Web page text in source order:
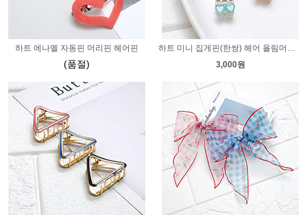
하트 에나멜 자동핀 머리핀 헤어핀
(품절)
하트 미니 집게핀(한쌍) 헤어 올림머리 반머리 반묶음핀 옆 앞머리 고정삔
3,000원